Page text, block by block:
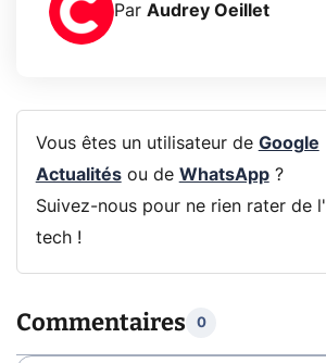
Par Audrey Oeillet
Vous êtes un utilisateur de Google
Actualitésou de WhatsApp?
Suivez-nous pour ne rien rater de
tech !
Commentaires 0